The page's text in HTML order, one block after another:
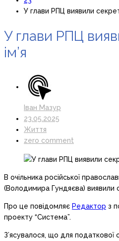
У глави РПЦ виявили
У глави РПЦ
ім’я
Іван Мазур
23.05.2025
Життя
zero comment
В очільника російської
(Володимира Гундяєва) виявили
Про це повідомляє Редактор з
проекту “Система”.
З’ясувалося, що для податкової